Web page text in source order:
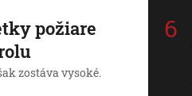
požiare
zostáva vysoké.